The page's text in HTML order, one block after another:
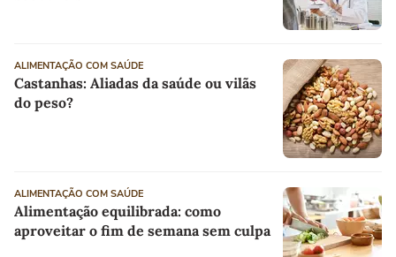
ALIMENTAÇÃO COM SAÚDE
Castanhas: Aliadas da saúde ou vilãs
do peso?
ALIMENTAÇÃO COM SAÚDE
Alimentação equilibrada: como
aproveitar o fim de semana sem culpa